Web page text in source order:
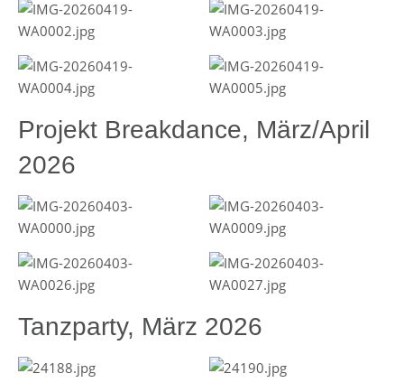
Projekt Breakdance, März/April
2026
Tanzparty, März 2026